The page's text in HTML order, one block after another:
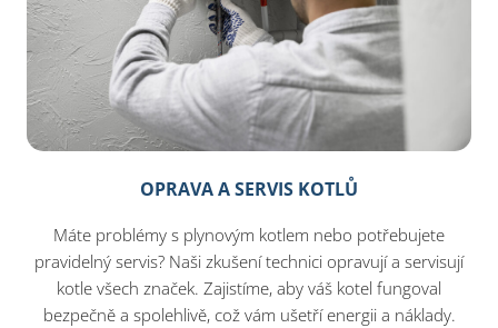
OPRAVA A SERVIS KOTLŮ
Máte problémy s plynovým kotlem nebo potřebujete
pravidelný servis? Naši zkušení technici opravují a servisují
kotle všech značek. Zajistíme, aby váš kotel fungoval
bezpečně a spolehlivě, což vám ušetří energii a náklady.